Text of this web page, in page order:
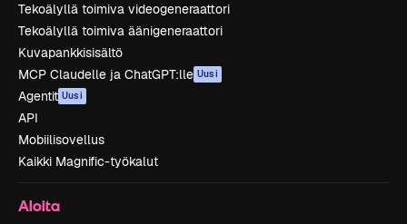
Tekoälyllä toimiva videogeneraattori
Tekoälyllä toimiva äänigeneraattori
Kuvapankkisisältö
MCP Claudelle ja ChatGPT:lle Uusi
Agentit Uusi
API
Mobiilisovellus
Kaikki Magnific-työkalut
Aloita